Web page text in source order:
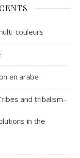
couleurs
en arabe
and tribalism-
in the